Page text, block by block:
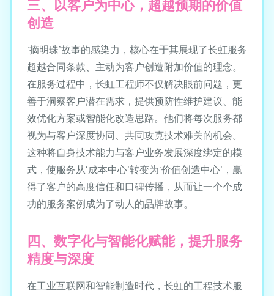
三、以客户为中心，超越预期的价值
创造
‘摘明珠’故事的感染力，核心在于其展现了长虹服务
超越合同条款、主动为客户创造附加价值的理念。
在服务过程中，长虹工程师不仅解决眼前问题，更
善于洞察客户潜在需求，提供预防性维护建议、能
效优化方案或智能化改造思路。他们将每次服务都
视为与客户深度协同、共同攻克技术难关的机会。
这种将自身技术能力与客户业务发展深度绑定的模
式，使服务从‘成本中心’转变为‘价值创造中心’，赢
得了客户的高度信任和口碑传播，从而让一个个成
功的服务案例成为了动人的品牌故事。
四、数字化与智能化赋能，提升服务
精度与深度
在工业互联网和智能制造时代，长虹的工程技术服